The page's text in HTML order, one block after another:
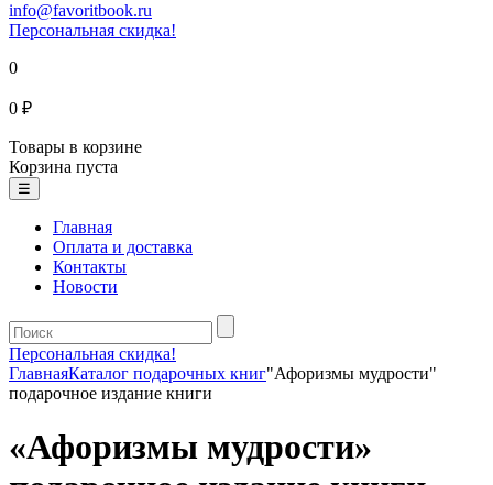
info@favoritbook.ru
Персональная скидка!
0
0 ₽
Товары в корзине
Корзина пуста
☰
Главная
Оплата и доставка
Контакты
Новости
Персональная скидка!
ГлавнаяКаталог подарочных книг"Афоризмы мудрости"
подарочное издание книги
«Афоризмы мудрости»